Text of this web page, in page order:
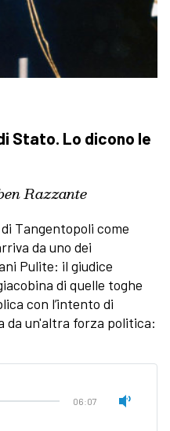
Stato. Lo dicono le
Razzante
Tangentopoli come
da uno dei
Pulite: il giudice
di quelle toghe
con l’intento di
da un'altra forza politica:
06:07